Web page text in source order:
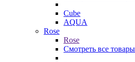
Cube
AQUA
Rose
Rose
Смотреть все